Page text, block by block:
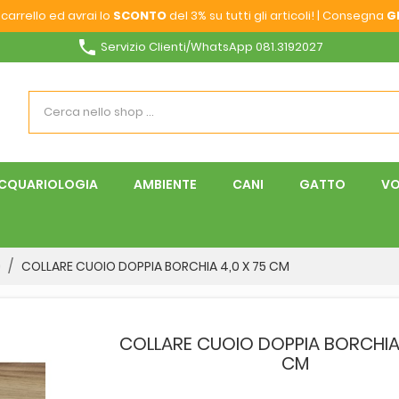
ed avrai lo SCONTOdel 3% su tutti gli articoli! | Consegna
phone Servizio Clienti/WhatsApp 081.3192027
AMBIENTE CANI GATTO
COLLARE CUOIO DOPPIA BORCHIA 4,0 X 75 CM
COLLARE CUOIO DOPPIA
CM